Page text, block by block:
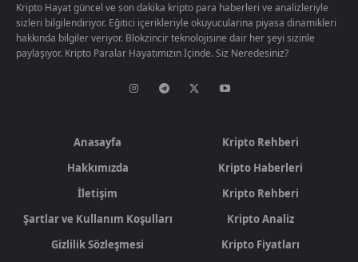
Kripto Hayat güncel ve son dakika kripto para haberleri ve analizleriyle
sizleri bilgilendiriyor. Eğitici içerikleriyle okuyucularina piyasa dinamikleri
hakkında bilgiler veriyor. Blokzincir teknolojisine dair her şeyi sizinle
paylaşıyor. Kripto Paralar Hayatımızın İçinde. Siz Neredesiniz?
Anasayfa
Hakkımızda
İletişim
Şartlar ve Kullanım Koşulları
Gizlilik Sözleşmesi
Kripto Rehberi
Kripto Haberleri
Kripto Rehberi
Kripto Analiz
Kripto Fiyatları